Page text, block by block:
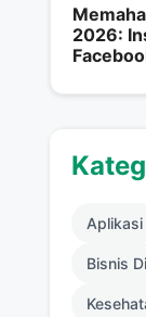
2026:
Aplikasi
Bisnis